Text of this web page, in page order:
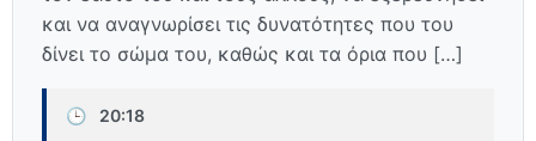
και να αναγνωρίσει τις δυνατότητες που του
δίνει το σώμα του, καθώς και τα όρια που […]
🕒 20:18